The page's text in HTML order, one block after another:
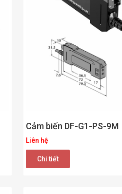
Cảm biến DF-G1-PS-9M
Liên hệ
Chi tiết